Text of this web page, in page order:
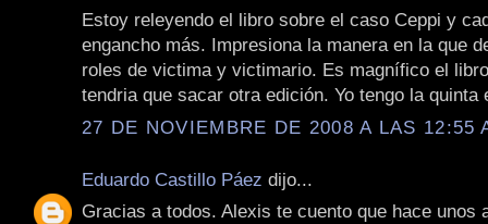
Estoy releyendo el libro sobre el caso Ceppi y
engancho más. Impresiona la manera en la que
roles de victima y victimario. Es magnífico el
tendria que sacar otra edición. Yo tengo la quinta
27 DE NOVIEMBRE DE 2008 A LAS 12:55
Eduardo Castillo Páez dijo...
Gracias a todos. Alexis te cuento que hace unos